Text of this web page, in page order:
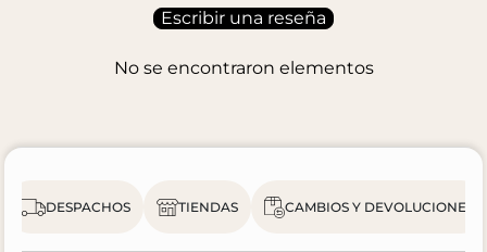
Escribir una reseña
No se encontraron elementos
DESPACHOS TIENDAS CAMBIOS Y DEVOLUCIONES